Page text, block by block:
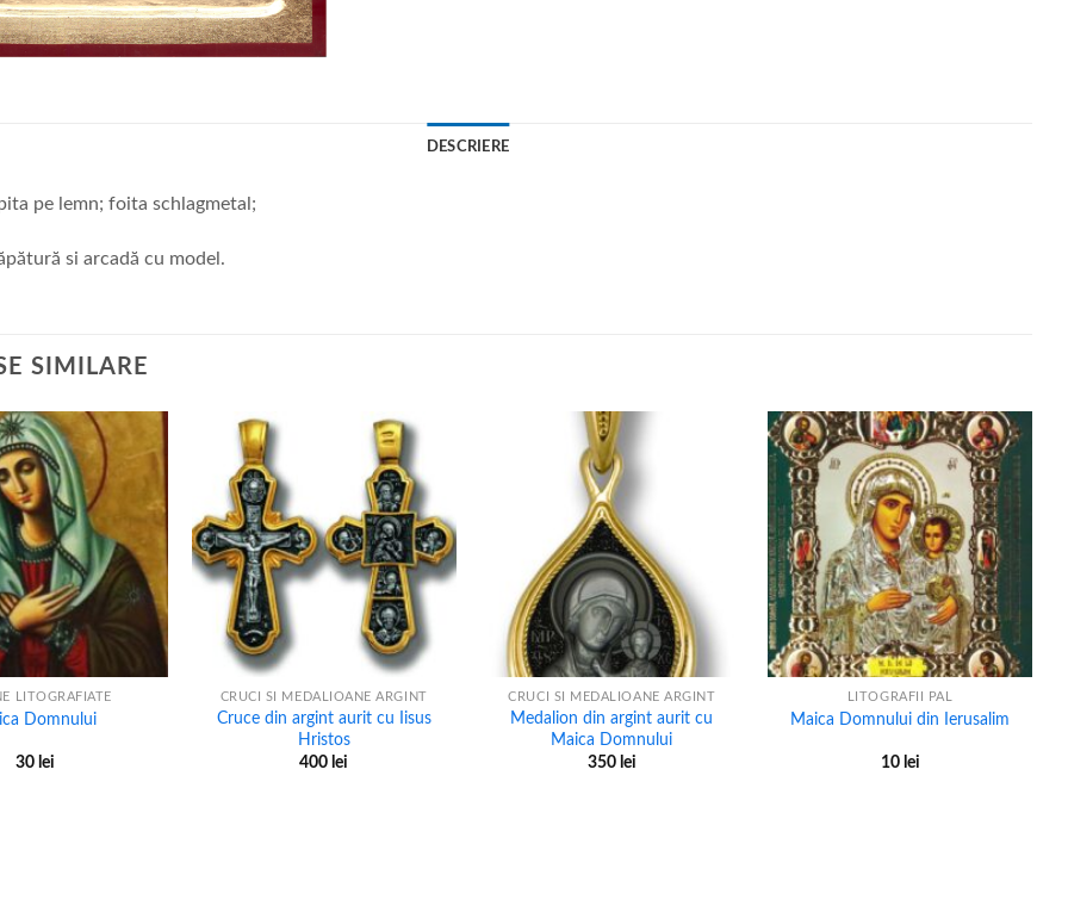
DESCRIERE
pe lemn; foita schlagmetal;
si arcadă cu model.
SIMILARE
LITOGRAFIATE
Domnului
30 lei
+
CRUCI SI MEDALIOANE ARGINT
Cruce din argint aurit cu Iisus
Hristos
400 lei
CRUCI SI MEDALIOANE ARGINT
Medalion din argint aurit cu
Maica Domnului
350 lei
+
LITOGRAFII PAL
Maica Domnului din Ierusalim
10 lei